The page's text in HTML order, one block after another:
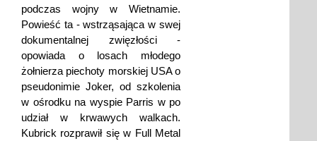
podczas wojny w Wietnamie.
Powieść ta - wstrząsająca w swej
dokumentalnej zwięzłości -
opowiada o losach młodego
żołnierza piechoty morskiej USA o
pseudonimie Joker, od szkolenia
w ośrodku na wyspie Parris w po
udział w krwawych walkach.
Kubrick rozprawił się w Full Metal